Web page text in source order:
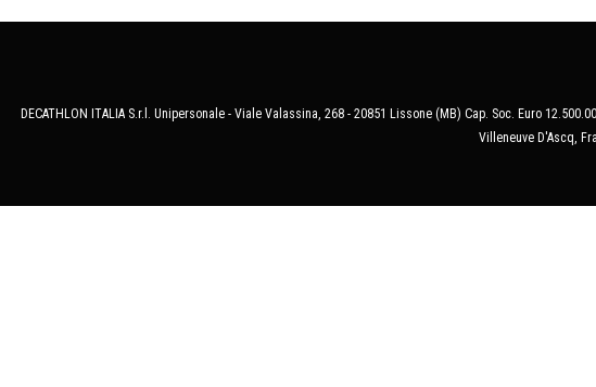
DECATHLON ITALIA S.r.l. Unipersonale - Viale Valassina, 268 - 20851 Lissone (MB) Cap. Soc. Euro
Villeneuve D'Ascq,